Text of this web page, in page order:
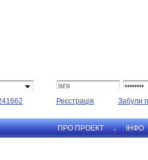
Реєстрація Забули
ПРО ПРОЕКТ IНФО